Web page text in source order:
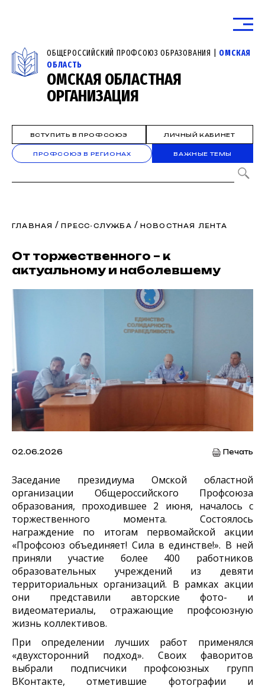
ОБЩЕРОССИЙСКИЙ ПРОФСОЮЗ ОБРАЗОВАНИЯ | ОМСКАЯ
ОБЛАСТЬ
ОМСКАЯ ОБЛАСТНАЯ
ОРГАНИЗАЦИЯ
ВСТУПИТЬ В ПРОФСОЮЗ ЛИЧНЫЙ КАБИНЕТ
ПРОФСОЮЗ В РЕГИОНАХ ВАЖНЫЕ ТЕМЫ
ГЛАВНАЯ /ПРЕСС-СЛУЖБА / НОВОСТНАЯ ЛЕНТА
От торжественного – к
актуальному и наболевшему
02.06.2026 Печать
Заседание президиума Омской областной
организации Общероссийского Профсоюза
образования, проходившее 2 июня, началось с
торжественного момента. Состоялось
награждение по итогам первомайской акции
«Профсоюз объединяет! Сила в единстве!». В ней
приняли участие более 400 работников
образовательных учреждений из девяти
территориальных организаций. В рамках акции
они представили авторские фото- и
видеоматериалы, отражающие профсоюзную
жизнь коллективов.
При определении лучших работ применялся
«двухсторонний подход». Своих фаворитов
выбрали подписчики профсоюзных групп
ВКонтакте, отметившие фотографии и